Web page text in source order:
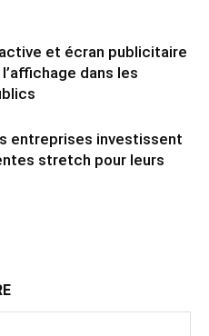
et écran publicitaire
dans les
entreprises investissent
stretch pour leurs